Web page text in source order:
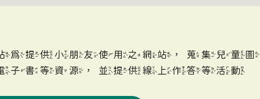
為提供小朋友使用之網站，蒐集兒童圖
子書等資源，並提供線上作答等活動